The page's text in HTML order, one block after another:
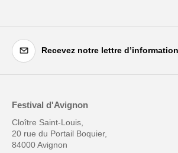
Recevez notre lettre d’information
Festival d'Avignon
Cloître Saint-Louis,
20 rue du Portail Boquier,
84000 Avignon